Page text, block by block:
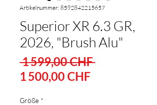
Artikelnummer: 8592842215657
Superior XR 6.3 GR,
2026, "Brush Alu"
1 599,00 CHF
1 500,00 CHFSale-
Größe *